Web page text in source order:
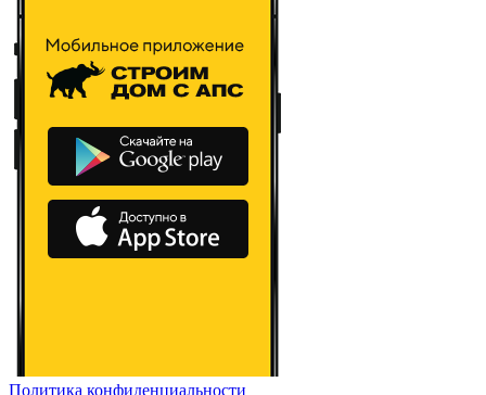
Политика конфиденциальности